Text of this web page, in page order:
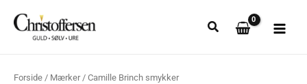
Forside / Mærker/ Camille Brinch smykker